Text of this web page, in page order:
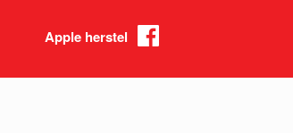
Apple herstel